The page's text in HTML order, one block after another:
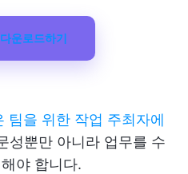
운로드하기
팀을 위한 작업 주최자에
성뿐만 아니라 업무를 수
야 합니다.